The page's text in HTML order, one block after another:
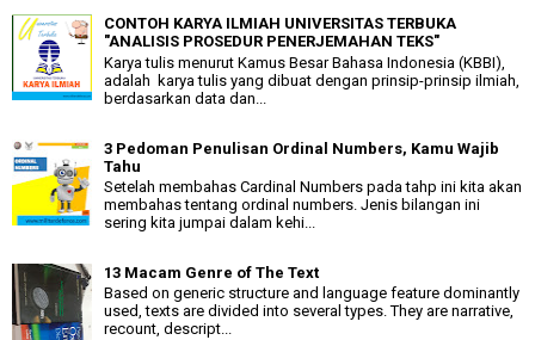
CONTOH KARYA ILMIAH UNIVERSITAS TERBUKA
"ANALISIS PROSEDUR PENERJEMAHAN TEKS"
Karya tulis menurut Kamus Besar Bahasa Indonesia (KBBI),
adalah karya tulis yang dibuat dengan prinsip-prinsip ilmiah,
berdasarkan data dan...
3 Pedoman Penulisan Ordinal Numbers, Kamu Wajib
Tahu
Setelah membahas Cardinal Numbers pada tahp ini kita akan
membahas tentang ordinal numbers. Jenis bilangan ini
sering kita jumpai dalam kehi...
13 Macam Genre of The Text
Based on generic structure and language feature dominantly
used, texts are divided into several types. They are narrative,
recount, descript...